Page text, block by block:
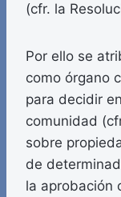
(cfr. la
Por ello se
como órgano
para decidir
comunidad
sobre
de
la aprobación